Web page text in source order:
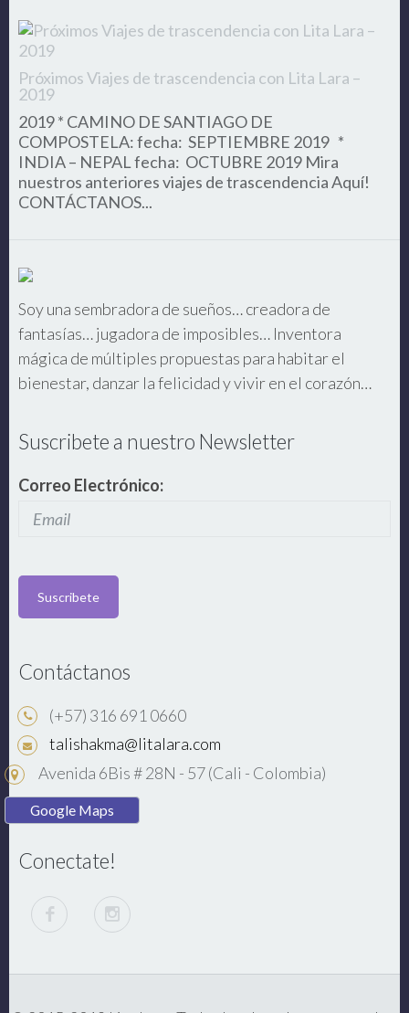
Próximos Viajes de trascendencia con Lita Lara –
2019
2019 * CAMINO DE SANTIAGO DE
COMPOSTELA: fecha: SEPTIEMBRE 2019 *
INDIA – NEPAL fecha: OCTUBRE 2019 Mira
nuestros anteriores viajes de trascendencia Aquí!
CONTÁCTANOS...
Soy una sembradora de sueños… creadora de
fantasías… jugadora de imposibles… Inventora
mágica de múltiples propuestas para habitar el
bienestar, danzar la felicidad y vivir en el corazón…
Suscribete a nuestro Newsletter
Correo Electrónico:
Contáctanos
(+57) 316 691 0660
talishakma@litalara.com
Avenida 6Bis # 28N - 57 (Cali - Colombia)
Google Maps
Conectate!